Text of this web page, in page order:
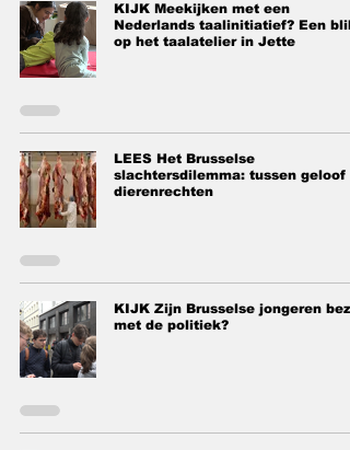
KIJK Meekijken met een
Nederlands taalinitiatief? Een blik
op het taalatelier in Jette
LEES Het Brusselse
slachtersdilemma: tussen geloof
dierenrechten
KIJK Zijn Brusselse jongeren
met de politiek?